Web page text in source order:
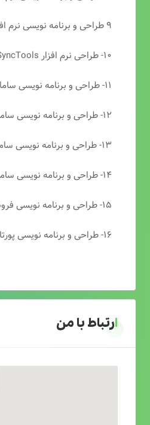
۹ طراحی و برنامه نویسی نرم افزار مدیریت استخدام خیریه حضرت ابوالفضل (ع)
۱۰- طراحی نرم افزار SyncTools برای همگام سازی دیتابیس های SQL Server
۱۱- طراحی و برنامه نویسی سامانه تخصصی رفاهی تیکت
۱۲- طراحی و برنامه نویسی سامانه همیار
۱۳- طراحی و برنامه نویسی سامانه حواله دارو خیریه حضرت ابوالفضل (ع)
۱۴- طراحی و برنامه نویسی سامانه ایاب ذهاب خیریه حضرت ابوالفضل (ع)
۱۵- طراحی و برنامه نویسی فروشگاه انلاین رفاهی تیکت
۱۶- طراحی و برنامه نویسی پورتال مددکاری خیریه حضرت ابوالفضل (ع)
ارتباط با من